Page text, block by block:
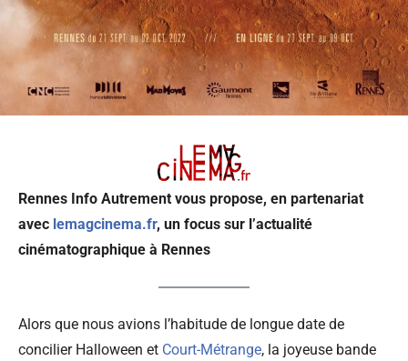
Rennes Info Autrement vous propose, en partenariat
avec lemagcinema.fr, un focus sur l’actualité
cinématographique à Rennes
Alors que nous avions l’habitude de longue date de
concilier Halloween et Court-Métrange, la joyeuse bande